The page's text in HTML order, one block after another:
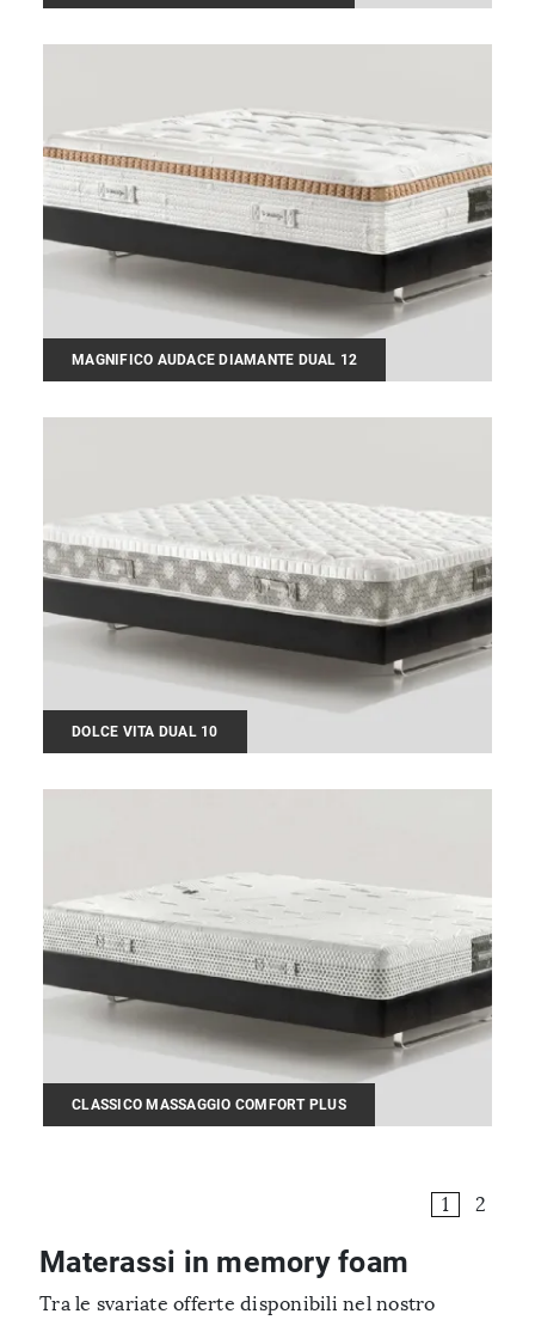
MAGNIFICO AUDACE DIAMANTE DUAL 12
DOLCE VITA DUAL 10
CLASSICO MASSAGGIO COMFORT PLUS
1 2
Materassi in memory foam
Tra le svariate offerte disponibili nel nostro